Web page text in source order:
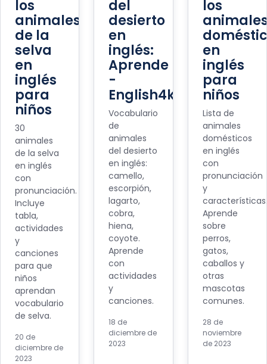
los
animales
de la
selva
en
inglés
para
niños
30
animales
de la selva
en inglés
con
pronunciación.
Incluye
tabla,
actividades
y
canciones
para que
niños
aprendan
vocabulario
de selva.
20 de
diciembre de
2023
del
desierto
en
inglés:
Aprende
-
English4kids
Vocabulario
de
animales
del desierto
en inglés:
camello,
escorpión,
lagarto,
cobra,
hiena,
coyote.
Aprende
con
actividades
y
canciones.
18 de
diciembre de
2023
los
en
inglés
para
niños
Lista de
animales
domésticos
en inglés
con
pronunciación
y
características.
Aprende
sobre
perros,
gatos,
caballos y
otras
mascotas
comunes.
28 de
noviembre
de 2023